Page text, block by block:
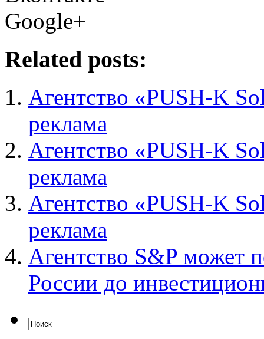
Google+
Related posts:
Агентство «PUSH-K
реклама
Агентство «PUSH-K
реклама
Агентство «PUSH-K
реклама
Агентство S&P может
России до